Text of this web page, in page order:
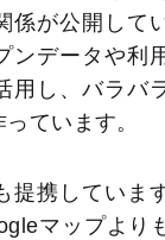
係が公開して
ンデータや利
用し、バラバ
ています。
提携していま
マップより